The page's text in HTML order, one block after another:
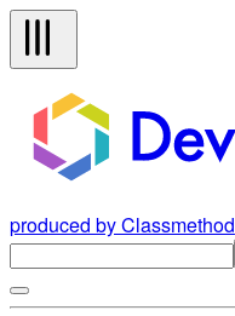
produced by Classmethod